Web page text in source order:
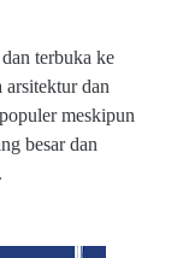
terbuka ke
arsitektur dan
meskipun
besar dan